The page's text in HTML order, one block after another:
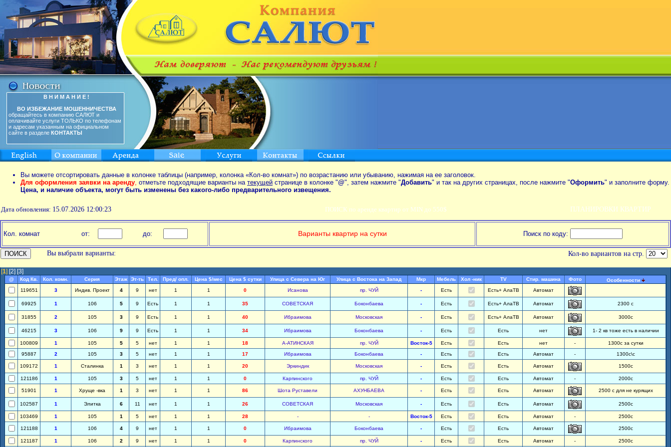
В Н И М А Н И Е !
ВО ИЗБЕЖАНИЕ МОШЕННИЧЕСТВА
обращайтесь в компанию САЛЮТ и
оплачивайте услуги ТОЛЬКО по телефонам
и адресам указанным на официальном
сайте в разделе КОНТАКТЫ
Вы можете отсортировать данные в колонке таблицы (например, колонка «Кол-во комнат») по возрастанию или убыванию, нажимая на ее заголовок.
Для оформления заявки на аренду, отметьте подходящие варианты на текущей странице в колонке "@", затем нажмите "Добавить" и так на других страницах, после нажмите "Оформить" и заполните форму.
Цена, и наличие объекта, могут быть изменены без какого-либо предварительного извещения.
Дата обновления: 15.07.2026 12:00:23 ПОИСК по аренде квартир от MIN до 550$ ПЛАНИРОВКИ КВАРТИР
Кол. комнат от: до: Варианты квартир на сутки Поиск по коду:
Вы выбрали варианты: Кол-во вариантов на стр.
[1] [2] [3]
@ Код Кв. Кол. комн. Серия Этаж Эт-ть Тел. Пред/ опл. Цена $/мес Цена $ сутки Улица с Севера на Юг Улица с Востока на Запад Мкр Мебель Хол -ник TV Стир. машина Фото
Особенности
119651
3 Индив. Проект 4 9 нет 1 1 0 Исанова пр. ЧУЙ - Есть Есть+ АлаТВ Автомат
69925 1 106 5 9 Есть 1 1 35 СОВЕТСКАЯ Боконбаева - Есть Есть+ АлаТВ Автомат 2300 с
31855 2 105 3 9 Есть 1 1 40 Ибраимова Московская - Есть Есть+ АлаТВ Автомат 3000с
46215 3 106 9 9 Есть 1 1 34 Ибраимова Боконбаева - Есть Есть нет 1- 2 кв тоже есть в наличии
100809 1 105 5 5 нет 1 1 18 А-АТИНСКАЯ пр. ЧУЙ Восток-5 Есть Есть нет -
1300с за сутки
95887
2 105 3 5 нет 1 1 17 Ибраимова Боконбаева - Есть Есть Автомат - 1300с\с
109172 1 Сталинка 1 3 нет 1 1 20 Эркиндик Московская - Есть Есть Автомат 1500с
121186 1 105 3 5 нет 1 1 0 Карпинского пр. ЧУЙ - Есть Есть Автомат - 2000с
51901 1 Хруще -вка 1 3 нет 1 1 86 Шота Руставели АХУНБАЕВА - Есть Есть Автомат 2500 с для не курящих
102587 1 Элитка 6 11 нет 1 1 26 СОВЕТСКАЯ Московская - Есть Есть Автомат 2500с
103469 1 105 1 5 нет 1 1 28 - - Восток-5 Есть Есть Автомат - 2500с
121188 1 106 4 9 нет 1 1 0 Ибраимова Боконбаева - Есть Есть Автомат 2500с
121187 1 106 2 9 нет 1 1 0 Карпинского пр. ЧУЙ - Есть Есть Автомат - 2500с